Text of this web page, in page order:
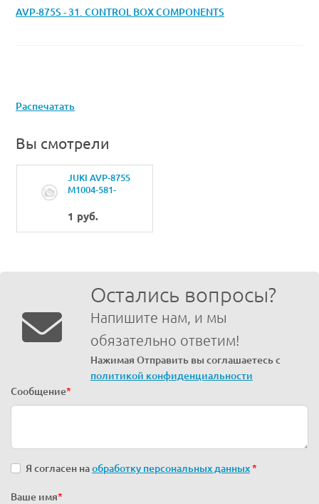
AVP-875S - 31. CONTROL BOX COMPONENTS
Распечатать
Вы смотрели
JUKI AVP-875S
M1004-581-
COVER
1 руб.
Остались вопросы?
Напишите нам, и мы
обязательно ответим!
Нажимая Отправить вы соглашаетесь с
политикой конфиденциальности
Сообщение*
Я согласен наобработку персональных данных*
Ваше имя*